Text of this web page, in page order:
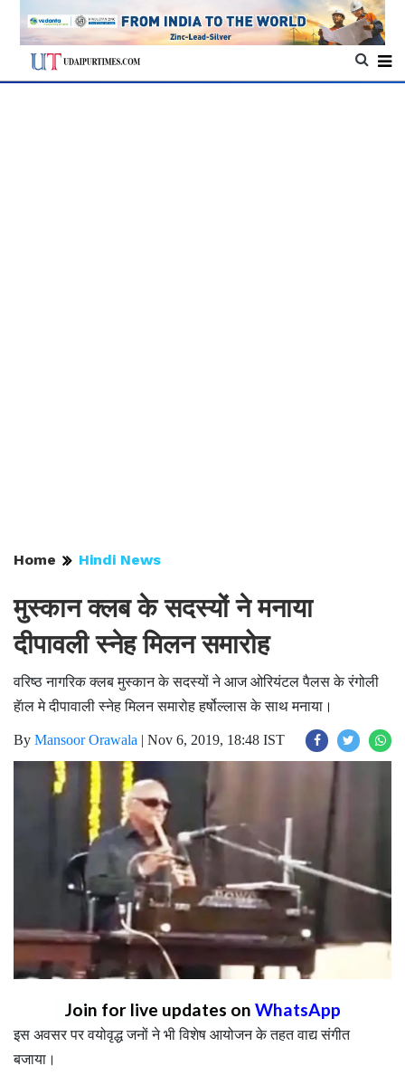
Home Hindi News
मुस्कान क्लब के सदस्यों ने मनाया
दीपावली स्नेह मिलन समारोह
वरिष्ठ नागरिक क्लब मुस्कान के सदस्यों ने आज ओरियंटल पैलस के रंगोली
हॅाल मे दीपावाली स्नेह मिलन समारोह हर्षोल्लास के साथ मनाया।
By Mansoor Orawala | Nov 6, 2019, 18:48 IST
Join for live updates on WhatsApp
इस अवसर पर वयोवृद्ध जनों ने भी विशेष आयोजन के तहत वाद्य संगीत
बजाया।